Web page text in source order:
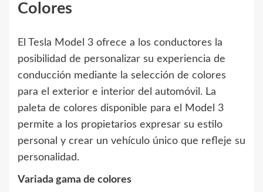
Colores
El Tesla Model 3 ofrece a los conductores la
posibilidad de personalizar su experiencia de
conducción mediante la selección de colores
para el exterior e interior del automóvil. La
paleta de colores disponible para el Model 3
permite a los propietarios expresar su estilo
personal y crear un vehículo único que refleje su
personalidad.
Variada gama de colores